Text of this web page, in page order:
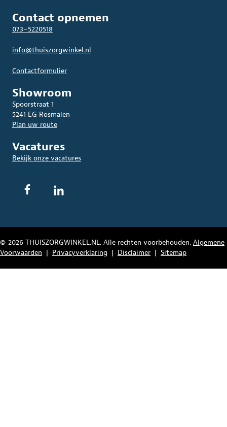
Contact opnemen
073–5220518
info@thuiszorgwinkel.nl
Contactformulier
Showroom
Spoorstraat 1
5241 EG Rosmalen
Plan uw route
Vacatures
Bekijk onze vacatures
© 2026 THUISZORGWINKEL.NL. Alle rechten voorbehouden. Algemene
Voorwaarden | Privacyverklaring | Disclaimer | Sitemap